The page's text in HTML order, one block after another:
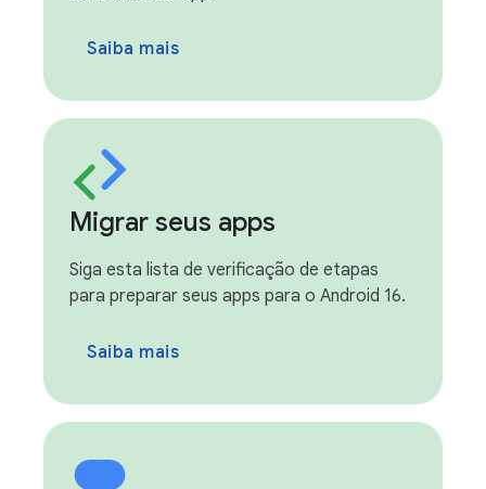
Saiba mais
Migrar seus apps
Siga esta lista de verificação de etapas
para preparar seus apps para o Android 16.
Saiba mais